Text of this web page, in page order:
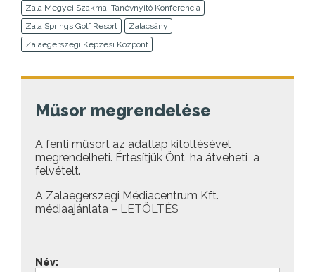
Zala Megyei Szakmai Tanévnyitó Konferencia
Zala Springs Golf Resort
Zalacsány
Zalaegerszegi Képzési Központ
Műsor megrendelése
A fenti műsort az adatlap kitöltésével
megrendelheti. Értesítjük Önt, ha átveheti a
felvételt.
A Zalaegerszegi Médiacentrum Kft.
médiaajánlata – LETÖLTÉS
Név: